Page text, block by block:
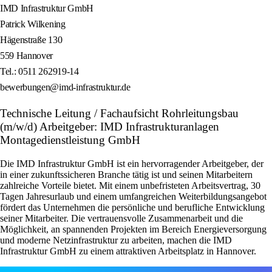
IMD Infrastruktur GmbH
Patrick Wilkening
Hägenstraße 130
559 Hannover
Tel.: 0511 262919-14
bewerbungen@imd-infrastruktur.de
Technische Leitung / Fachaufsicht Rohrleitungsbau
(m/w/d) Arbeitgeber: IMD Infrastrukturanlagen
Montagedienstleistung GmbH
Die IMD Infrastruktur GmbH ist ein hervorragender Arbeitgeber, der
in einer zukunftssicheren Branche tätig ist und seinen Mitarbeitern
zahlreiche Vorteile bietet. Mit einem unbefristeten Arbeitsvertrag, 30
Tagen Jahresurlaub und einem umfangreichen Weiterbildungsangebot
fördert das Unternehmen die persönliche und berufliche Entwicklung
seiner Mitarbeiter. Die vertrauensvolle Zusammenarbeit und die
Möglichkeit, an spannenden Projekten im Bereich Energieversorgung
und moderne Netzinfrastruktur zu arbeiten, machen die IMD
Infrastruktur GmbH zu einem attraktiven Arbeitsplatz in Hannover.